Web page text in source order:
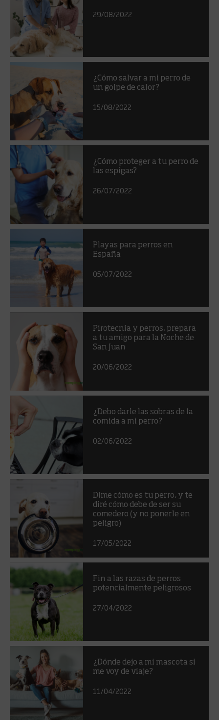
29/08/2022
¿Cómo salvar a mi perro de
un golpe de calor?
15/08/2022
¿Cómo proteger a tu perro de
las espigas?
26/07/2022
Playas para perros en
España
05/07/2022
Pirotecnia y perros, prepara
a tu amigo para la Noche de
San Juan
20/06/2022
¿Debo darle las sobras de la
comida a mi perro?
02/06/2022
Dime cómo es tu perro, y te
diré cómo debe de ser su
comedero (y no ponerle en
peligro)
17/05/2022
Fin a las razas de perros
potencialmente peligrosos
27/04/2022
¿Dónde dejo a mi mascota si
me voy de viaje?
11/04/2022